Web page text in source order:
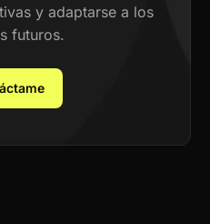
y adaptarse a los
futuros.